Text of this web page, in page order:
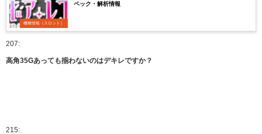
機種情報（スロット）
ペック・解析情報
207:
高角35Gあっても揃わないのはデキレですか？
215: